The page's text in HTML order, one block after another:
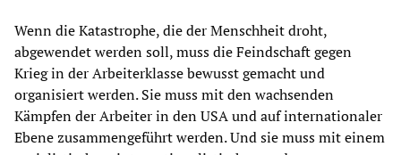
Wenn die Katastrophe, die der Menschheit droht,
abgewendet werden soll, muss die Feindschaft gegen
Krieg in der Arbeiterklasse bewusst gemacht und
organisiert werden. Sie muss mit den wachsenden
Kämpfen der Arbeiter in den USA und auf internationaler
Ebene zusammengeführt werden. Und sie muss mit einem